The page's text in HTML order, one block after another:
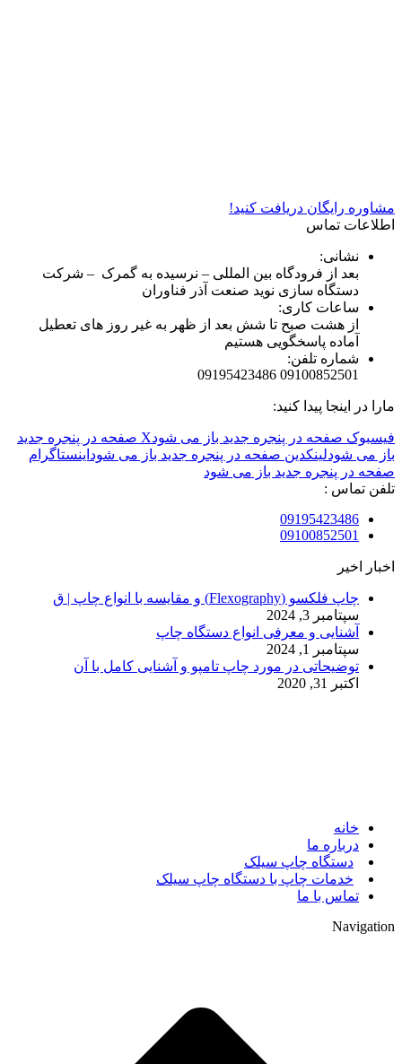
مشاوره رایگان دریافت کنید!
اطلاعات تماس
نشانی:
بعد از فرودگاه بین المللی – نرسیده به گمرک – شرکت
دستگاه سازی نوید صنعت آذر فناوران
ساعات کاری:
از هشت صبح تا شش بعد از ظهر به غیر روز های تعطیل
آماده پاسخگویی هستیم
شماره تلفن:
09100852501 09195423486
مارا در اینجا پیدا کنید:
فیسبوک صفحه در پنجره جدید باز می شود
X صفحه در پنجره جدید
باز می شودلینکدین صفحه در پنجره جدید باز می شود اینستاگرام
صفحه در پنجره جدید باز می شود
تلفن تماس :
09195423486
09100852501
اخبار اخیر
چاپ فلکسو (Flexography) و مقایسه با انواع چاپ | ق
سپتامبر 3, 2024
آشنایی و معرفی انواع دستگاه چاپ
سپتامبر 1, 2024
توضیحاتی در مورد چاپ تامپو و آشنایی کامل با آن
اکتبر 31, 2020
خانه
درباره ما
دستگاه چاپ سیلک
خدمات چاپ با دستگاه چاپ سیلک
تماس با ما
Navigation